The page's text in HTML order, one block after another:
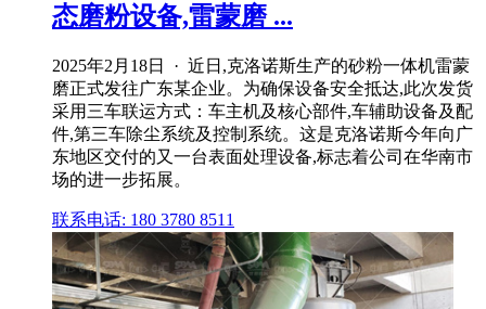
态磨粉设备,雷蒙磨 ...
2025年2月18日 · 近日,克洛诺斯生产的砂粉一体机雷蒙
磨正式发往广东某企业。为确保设备安全抵达,此次发货
采用三车联运方式：车主机及核心部件,车辅助设备及配
件,第三车除尘系统及控制系统。这是克洛诺斯今年向广
东地区交付的又一台表面处理设备,标志着公司在华南市
场的进一步拓展。
联系电话: 180 3780 8511